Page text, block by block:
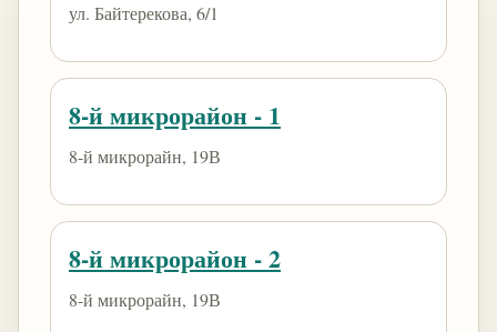
ул. Байтерекова, 6/1
8-й микрорайон - 1
8-й микрорайн, 19В
8-й микрорайон - 2
8-й микрорайн, 19В